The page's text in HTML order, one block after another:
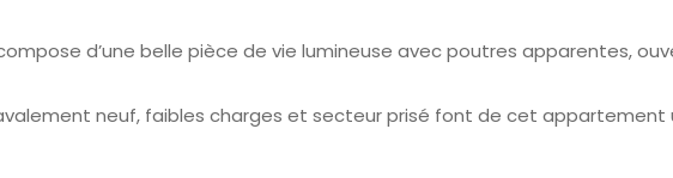
d’une belle pièce de vie lumineuse avec poutres apparentes,
neuf, faibles charges et secteur prisé font de cet